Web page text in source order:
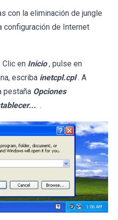
con la eliminación de jungle
configuración de Internet
Clic en Inicio , pulse en
escriba inetcpl.cpl . A
pestaña Opciones
.